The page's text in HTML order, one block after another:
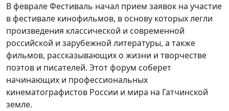
В феврале Фестиваль начал прием заявок на участие
в фестивале кинофильмов, в основу которых легли
произведения классической и современной
российской и зарубежной литературы, а также
фильмов, рассказывающих о жизни и творчестве
поэтов и писателей. Этот форум соберет
начинающих и профессиональных
кинематографистов России и мира на Гатчинской
земле.